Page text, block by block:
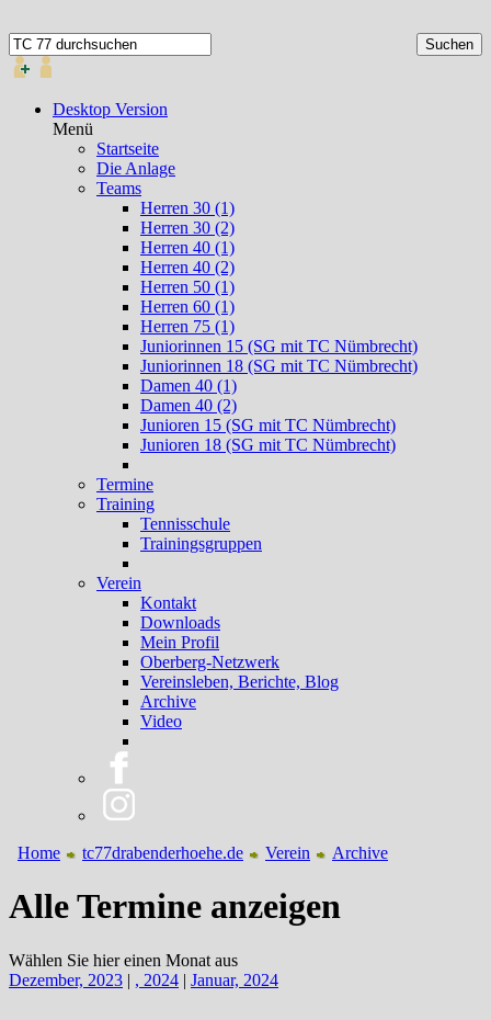
Desktop Version
Menü
Startseite
Die Anlage
Teams
Herren 30 (1)
Herren 30 (2)
Herren 40 (1)
Herren 40 (2)
Herren 50 (1)
Herren 60 (1)
Herren 75 (1)
Juniorinnen 15 (SG mit TC Nümbrecht)
Juniorinnen 18 (SG mit TC Nümbrecht)
Damen 40 (1)
Damen 40 (2)
Junioren 15 (SG mit TC Nümbrecht)
Junioren 18 (SG mit TC Nümbrecht)
Termine
Training
Tennisschule
Trainingsgruppen
Verein
Kontakt
Downloads
Mein Profil
Oberberg-Netzwerk
Vereinsleben, Berichte, Blog
Archive
Video
Home tc77drabenderhoehe.de Verein Archive
Alle Termine anzeigen
Wählen Sie hier einen Monat aus
Dezember, 2023 | , 2024 | Januar, 2024